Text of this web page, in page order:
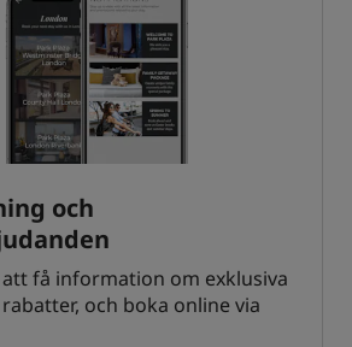
och
få information om exklusiva
och boka online via